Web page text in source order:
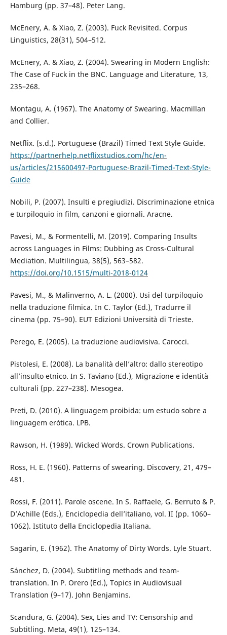
Hamburg (pp. 37–48). Peter Lang.
McEnery, A. & Xiao, Z. (2003). Fuck Revisited. Corpus
Linguistics, 28(31), 504–512.
McEnery, A. & Xiao, Z. (2004). Swearing in Modern English:
The Case of Fuck in the BNC. Language and Literature, 13,
235–268.
Montagu, A. (1967). The Anatomy of Swearing. Macmillan
and Collier.
Netflix. (s.d.). Portuguese (Brazil) Timed Text Style Guide.
https://partnerhelp.netflixstudios.com/hc/en-
us/articles/215600497-Portuguese-Brazil-Timed-Text-Style-
Guide
Nobili, P. (2007). Insulti e pregiudizi. Discriminazione etnica
e turpiloquio in film, canzoni e giornali. Aracne.
Pavesi, M., & Formentelli, M. (2019). Comparing Insults
across Languages in Films: Dubbing as Cross-Cultural
Mediation. Multilingua, 38(5), 563–582.
https://doi.org/10.1515/multi-2018-0124
Pavesi, M., & Malinverno, A. L. (2000). Usi del turpiloquio
nella traduzione filmica. In C. Taylor (Ed.), Tradurre il
cinema (pp. 75–90). EUT Edizioni Università di Trieste.
Perego, E. (2005). La traduzione audiovisiva. Carocci.
Pistolesi, E. (2008). La banalità dell’altro: dallo stereotipo
all’insulto etnico. In S. Taviano (Ed.), Migrazione e identità
culturali (pp. 227–238). Mesogea.
Preti, D. (2010). A linguagem proibida: um estudo sobre a
linguagem erótica. LPB.
Rawson, H. (1989). Wicked Words. Crown Publications.
Ross, H. E. (1960). Patterns of swearing. Discovery, 21, 479–
481.
Rossi, F. (2011). Parole oscene. In S. Raffaele, G. Berruto & P.
D’Achille (Eds.), Enciclopedia dell’italiano, vol. II (pp. 1060–
1062). Istituto della Enciclopedia Italiana.
Sagarin, E. (1962). The Anatomy of Dirty Words. Lyle Stuart.
Sánchez, D. (2004). Subtitling methods and team-
translation. In P. Orero (Ed.), Topics in Audiovisual
Translation (9–17). John Benjamins.
Scandura, G. (2004). Sex, Lies and TV: Censorship and
Subtitling. Meta, 49(1), 125–134.